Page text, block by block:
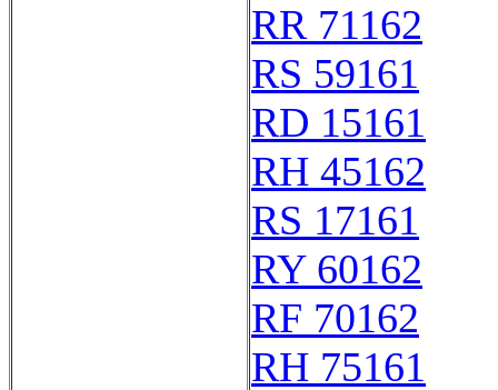
RR 71162
RS 59161
RD 15161
RH 45162
RS 17161
RY 60162
RF 70162
RH 75161